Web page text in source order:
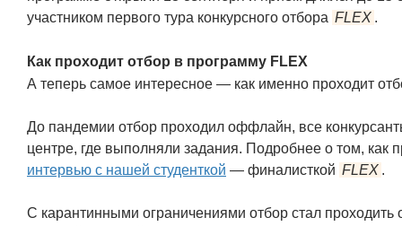
участником первого тура конкурсного отбора FLEX .
Как проходит отбор в программу FLEX
А теперь самое интересное — как именно проходит
До пандемии отбор проходил оффлайн, все
центре, где выполняли задания. Подробнее о том,
интервью с нашей студенткой — финалисткой FLEX .
С карантинными ограничениями отбор стал